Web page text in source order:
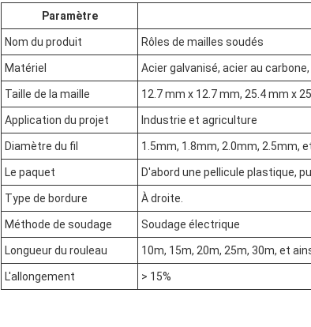
Paramètre
Nom du produit Rôles de mailles soudés
Matériel Acier galvanisé, acier au
Taille de la maille 12.7 mm x 12.7 mm, 25.4 mm x
Application du projet Industrie et agriculture
Diamètre du fil 1.5mm, 1.8mm, 2.0mm, 2.5mm,
Le paquet D'abord une pellicule plastique,
Type de bordure À droite.
Méthode de soudage Soudage électrique
Longueur du rouleau 10m, 15m, 20m, 25m, 30m, et
L'allongement > 15%